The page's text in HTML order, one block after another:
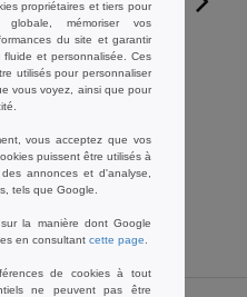
W1
- Polo Sports
-64%
propriétaires et tiers pour
globale, mémoriser vos
du site et garantir
et personnalisée. Ces
utilisés pour personnaliser
vous voyez, ainsi que pour
vous acceptez que vos
puissent être utilisés à
annonces et d'analyse,
tels que Google.
la manière dont Google
en consultant cette page
de cookies à tout
ne peuvent pas être